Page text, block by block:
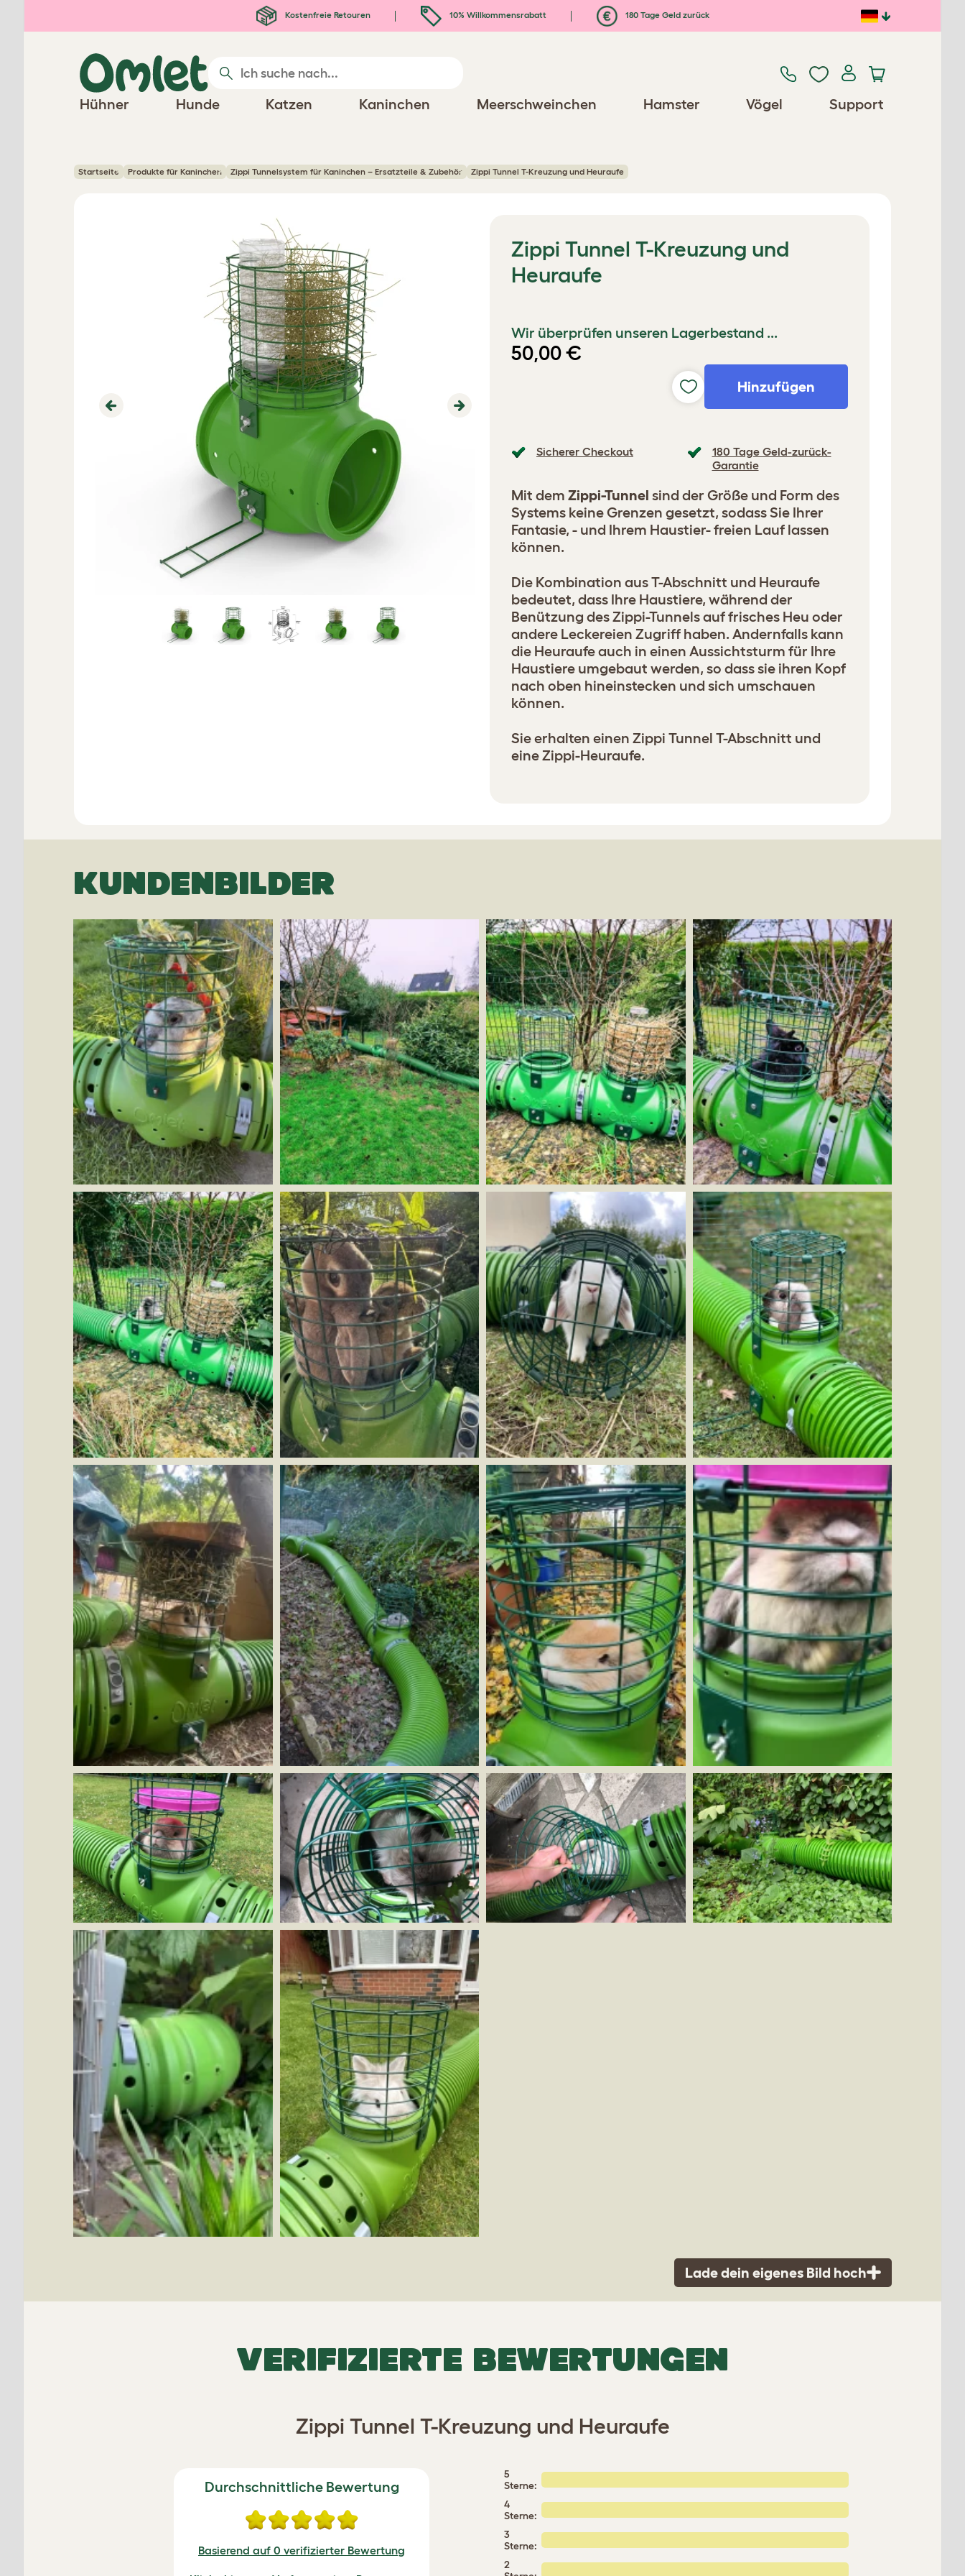
Kostenfreie Retouren 10% Willkommensrabatt 180 Tage Geld zurück
Hühner Hunde Katzen Kaninchen Meerschweinchen Hamster Vögel Support
Startseite Produkte für Kaninchen Zippi Tunnelsystem für Kaninchen – Ersatzteile & Zubehör Zippi Tunnel T-Kreuzung und Heuraufe
Previous Next
Zippi Tunnel T-Kreuzung und
Heuraufe
Wir überprüfen unseren Lagerbestand ...
50,00 €
Hinzufügen
Sicherer Checkout
180 Tage Geld-zurück-
Garantie
Mit dem Zippi-Tunnel sind der Größe und Form des
Systems keine Grenzen gesetzt, sodass Sie Ihrer
Fantasie, - und Ihrem Haustier- freien Lauf lassen
können.
Die Kombination aus T-Abschnitt und Heuraufe
bedeutet, dass Ihre Haustiere, während der
Benützung des Zippi-Tunnels auf frisches Heu oder
andere Leckereien Zugriff haben. Andernfalls kann
die Heuraufe auch in einen Aussichtsturm für Ihre
Haustiere umgebaut werden, so dass sie ihren Kopf
nach oben hineinstecken und sich umschauen
können.
Sie erhalten einen Zippi Tunnel T-Abschnitt und
eine Zippi-Heuraufe.
KUNDENBILDER
Lade dein eigenes Bild hoch
VERIFIZIERTE BEWERTUNGEN
Zippi Tunnel T-Kreuzung und Heuraufe
Durchschnittliche Bewertung
Basierend auf 0 verifizierter Bewertung
5
Sterne:
4
Sterne:
3
Sterne:
2